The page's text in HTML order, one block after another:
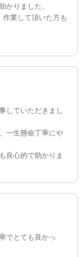
かりました。
作業して頂いた方も
していただきまし
一生懸命丁寧にや
良心的で助かりま
でとても良かっ